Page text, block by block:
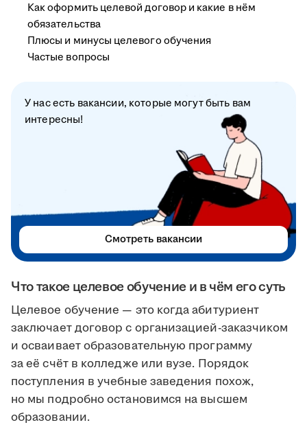
Что такое целевое обучение и в чём его суть
Целевое обучение — это когда абитуриент
заключает договор с организацией-заказчиком
и осваивает образовательную программу
за её счёт в колледже или вузе. Порядок
поступления в учебные заведения похож,
но мы подробно остановимся на высшем
образовании.
Как оформить целевой договор и какие в нём
обязательства
Плюсы и минусы целевого обучения
Частые вопросы
У нас есть вакансии, которые могут быть вам
интересны!
Смотреть вакансии